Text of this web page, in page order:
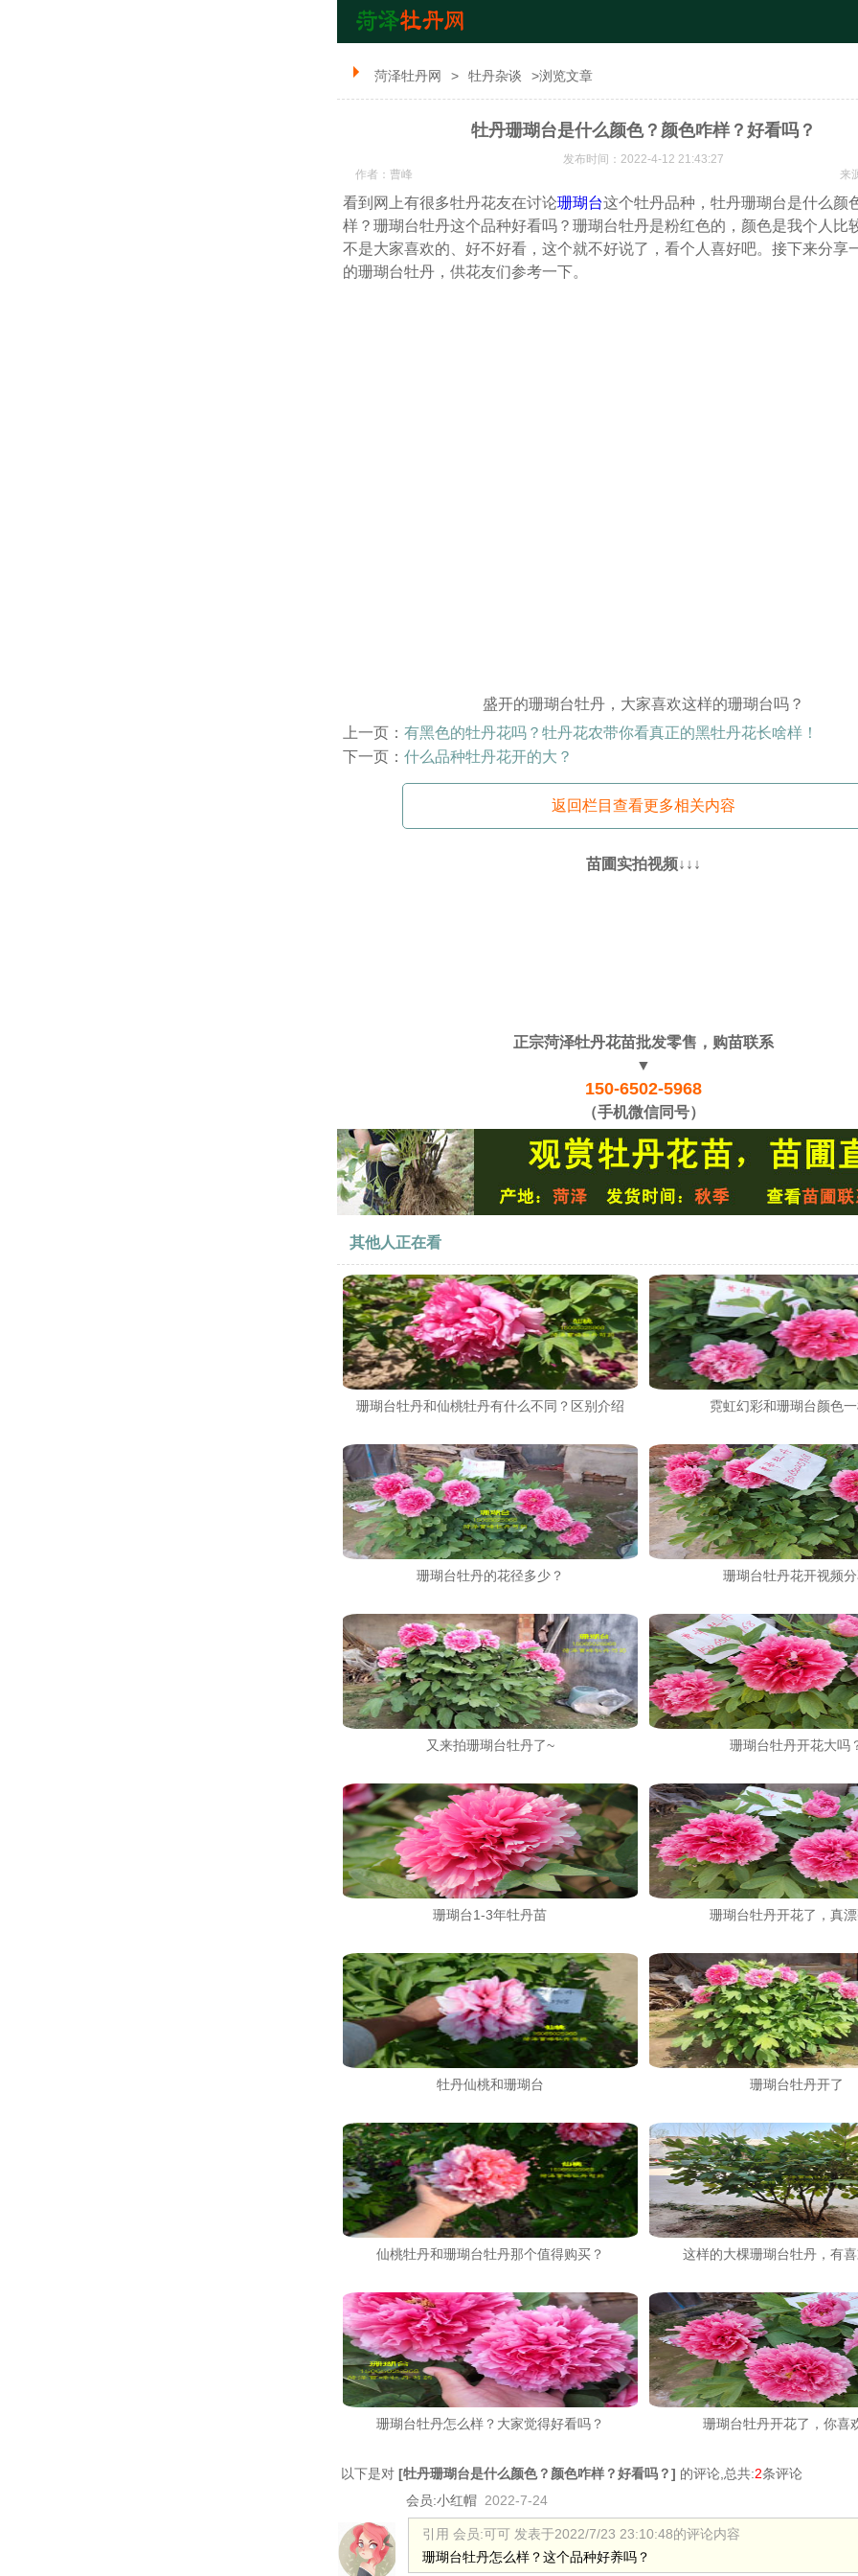
菏泽牡丹网 > 牡丹杂谈 >浏览文章
牡丹珊瑚台是什么颜色？颜色咋样？好看吗？
发布时间：2022-4-12 21:43:27
来
作者：曹峰
看到网上有很多牡丹花友在讨论珊瑚台这个牡丹品种，牡丹珊瑚台是什么颜
样？珊瑚台牡丹这个品种好看吗？珊瑚台牡丹是粉红色的，颜色是我个人比
不是大家喜欢的、好不好看，这个就不好说了，看个人喜好吧。接下来分享
的珊瑚台牡丹，供花友们参考一下。
盛开的珊瑚台牡丹，大家喜欢这样的珊瑚台吗？
上一页：有黑色的牡丹花吗？牡丹花农带你看真正的黑牡丹花长啥样！
下一页：什么品种牡丹花开的大？
返回栏目查看更多相关内容
苗圃实拍视频↓↓↓
正宗菏泽牡丹花苗批发零售，购苗联系
▼
150-6502-5968
（手机微信同号）
其他人正在看
珊瑚台牡丹和仙桃牡丹有什么不同？区别介绍 霓虹幻彩和珊瑚台颜色
珊瑚台牡丹的花径多少？ 珊瑚台牡丹花开视频
又来拍珊瑚台牡丹了~ 珊瑚台牡丹开花大吗
珊瑚台1-3年牡丹苗 珊瑚台牡丹开花了，真
牡丹仙桃和珊瑚台 珊瑚台牡丹开了
仙桃牡丹和珊瑚台牡丹那个值得购买？ 这样的大棵珊瑚台牡丹，有
珊瑚台牡丹怎么样？大家觉得好看吗？ 珊瑚台牡丹开花了，你喜
以下是对 [牡丹珊瑚台是什么颜色？颜色咋样？好看吗？] 的评论,总共:2条评论
会员:小红帽 2022-7-24
引用 会员:可可 发表于2022/7/23 23:10:48的评论内容
珊瑚台牡丹怎么样？这个品种好养吗？